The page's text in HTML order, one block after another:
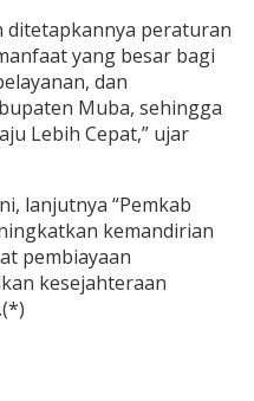
ditetapkannya peraturan
yang besar bagi
dan
Muba, sehingga
Lebih Cepat,” ujar
lanjutnya “Pemkab
kemandirian
pembiayaan
kesejahteraan